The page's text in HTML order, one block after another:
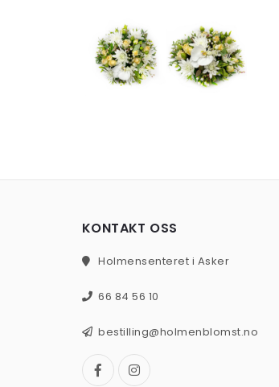
KONTAKT OSS
Holmensenteret i Asker
66 84 56 10
bestilling@holmenblomst.no